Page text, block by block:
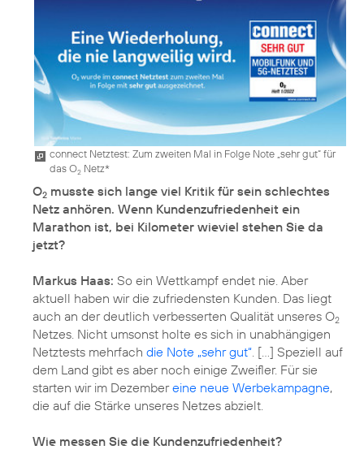
connect Netztest: Zum zweiten Mal in Folge Note „sehr gut“ für
das O2 Netz*
O2 musste sich lange viel Kritik für sein schlechtes
Netz anhören. Wenn Kundenzufriedenheit ein
Marathon ist, bei Kilometer wieviel stehen Sie da
jetzt?
Markus Haas: So ein Wettkampf endet nie. Aber
aktuell haben wir die zufriedensten Kunden. Das liegt
auch an der deutlich verbesserten Qualität unseres O2
Netzes. Nicht umsonst holte es sich in unabhängigen
Netztests mehrfach die Note „sehr gut“ . [...] Speziell auf
dem Land gibt es aber noch einige Zweifler. Für sie
starten wir im Dezembereine neue Werbekampagne,
die auf die Stärke unseres Netzes abzielt.
Wie messen Sie die Kundenzufriedenheit?